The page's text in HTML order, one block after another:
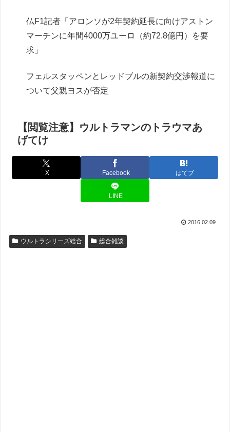
仏F1記者「アロンソが2年契約延長に向けアストン
マーチンに年間4000万ユーロ（約72.8億円）を要
求」
フェルスタッペンとレッドブルの新契約交渉報道に
ついて父親ヨスが否定
【閲覧注意】ウルトラマンのトラウマあ
げてけ
X Facebook はてブ
LINE
2016.02.09
ウルトラシリーズ総合 総合雑談